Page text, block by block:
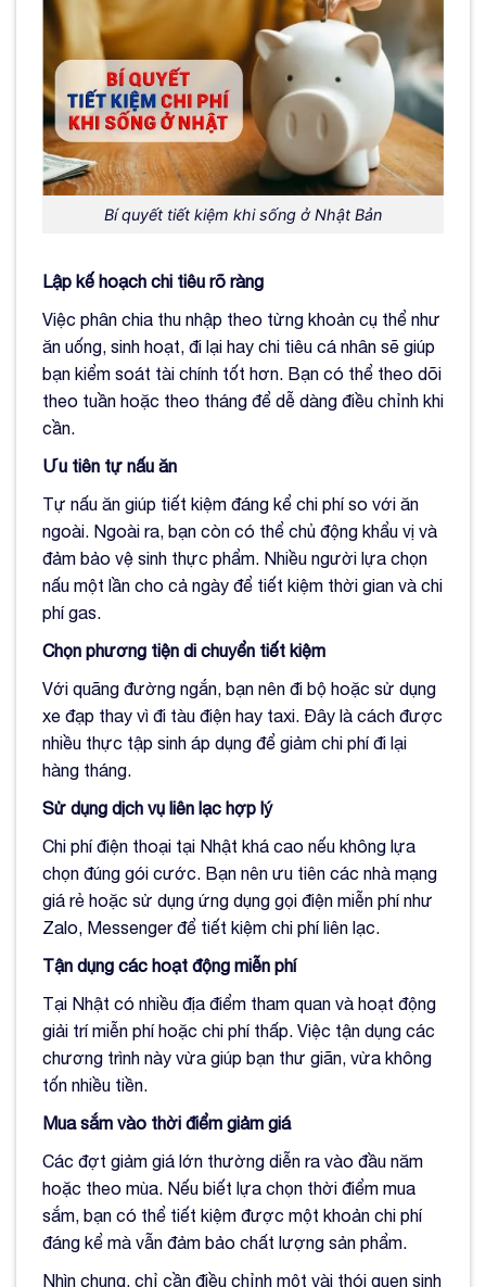
Bí quyết tiết kiệm khi sống ở Nhật Bản
Lập kế hoạch chi tiêu rõ ràng
Việc phân chia thu nhập theo từng khoản cụ thể như
ăn uống, sinh hoạt, đi lại hay chi tiêu cá nhân sẽ giúp
bạn kiểm soát tài chính tốt hơn. Bạn có thể theo dõi
theo tuần hoặc theo tháng để dễ dàng điều chỉnh khi
cần.
Ưu tiên tự nấu ăn
Tự nấu ăn giúp tiết kiệm đáng kể chi phí so với ăn
ngoài. Ngoài ra, bạn còn có thể chủ động khẩu vị và
đảm bảo vệ sinh thực phẩm. Nhiều người lựa chọn
nấu một lần cho cả ngày để tiết kiệm thời gian và chi
phí gas.
Chọn phương tiện di chuyển tiết kiệm
Với quãng đường ngắn, bạn nên đi bộ hoặc sử dụng
xe đạp thay vì đi tàu điện hay taxi. Đây là cách được
nhiều thực tập sinh áp dụng để giảm chi phí đi lại
hàng tháng.
Sử dụng dịch vụ liên lạc hợp lý
Chi phí điện thoại tại Nhật khá cao nếu không lựa
chọn đúng gói cước. Bạn nên ưu tiên các nhà mạng
giá rẻ hoặc sử dụng ứng dụng gọi điện miễn phí như
Zalo, Messenger để tiết kiệm chi phí liên lạc.
Tận dụng các hoạt động miễn phí
Tại Nhật có nhiều địa điểm tham quan và hoạt động
giải trí miễn phí hoặc chi phí thấp. Việc tận dụng các
chương trình này vừa giúp bạn thư giãn, vừa không
tốn nhiều tiền.
Mua sắm vào thời điểm giảm giá
Các đợt giảm giá lớn thường diễn ra vào đầu năm
hoặc theo mùa. Nếu biết lựa chọn thời điểm mua
sắm, bạn có thể tiết kiệm được một khoản chi phí
đáng kể mà vẫn đảm bảo chất lượng sản phẩm.
Nhìn chung, chỉ cần điều chỉnh một vài thói quen sinh